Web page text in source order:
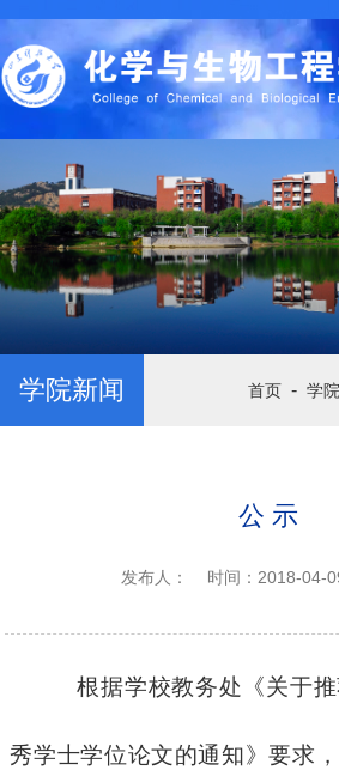
学院新闻 首页 - 学
公 示
发布人： 时间：2018-04-
根据学校教务处《关于
秀学士学位论文的通知》要求